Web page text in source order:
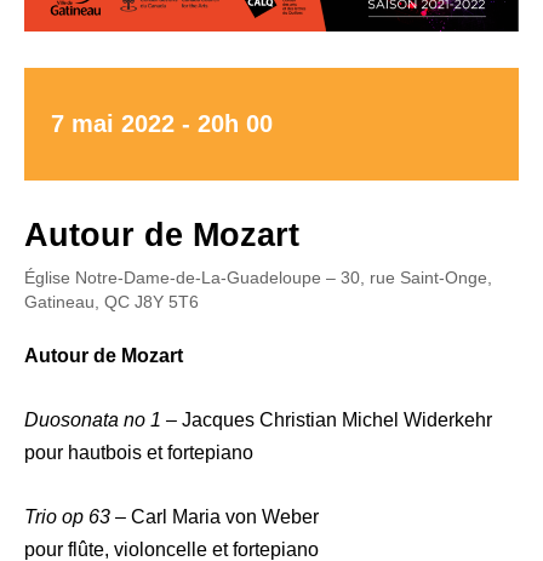
7 mai 2022 - 20h 00
Autour de Mozart
Église Notre-Dame-de-La-Guadeloupe – 30, rue Saint-Onge,
Gatineau, QC J8Y 5T6
Autour de Mozart
Duosonata no 1 – Jacques Christian Michel Widerkehr
pour hautbois et fortepiano
Trio op 63 – Carl Maria von Weber
pour flûte, violoncelle et fortepiano